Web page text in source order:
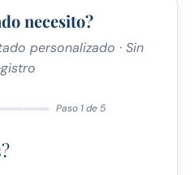
necesito?
personalizado · Sin
Paso 1 de 5